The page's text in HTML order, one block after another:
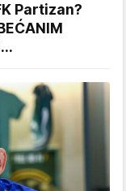
Partizan?